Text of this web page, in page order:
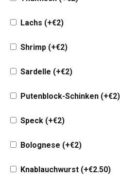
Lachs (+€2)
Shrimp (+€2)
Sardelle (+€2)
Putenblock-Schinken (+€2)
Speck (+€2)
Bolognese (+€2)
Knablauchwurst (+€2.50)